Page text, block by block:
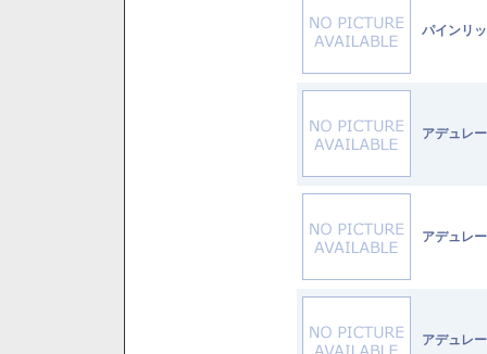
パインリ
アデュレ
アデュレ
アデュレ